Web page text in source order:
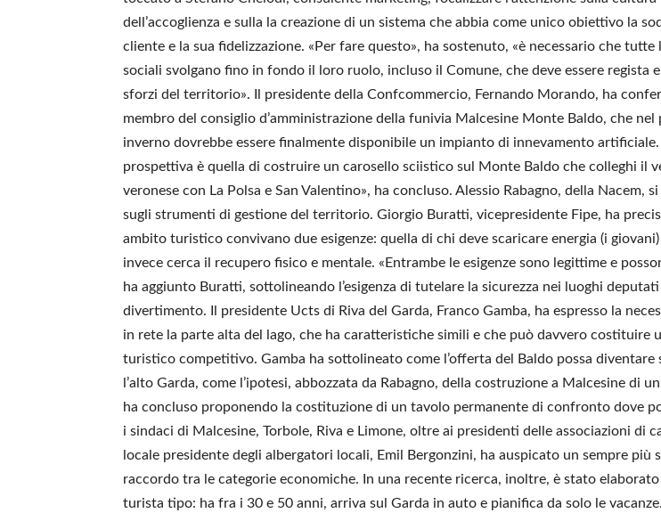
dell’accoglienza e sulla la creazione di un sistema che abbia come unico obiettivo la
cliente e la sua fidelizzazione. «Per fare questo», ha sostenuto, «è necessario che tutte
sociali svolgano fino in fondo il loro ruolo, incluso il Comune, che deve essere regista
sforzi del territorio». Il presidente della Confcommercio, Fernando Morando, ha
membro del consiglio d’amministrazione della funivia Malcesine Monte Baldo, che nel
inverno dovrebbe essere finalmente disponibile un impianto di innevamento artificiale.
prospettiva è quella di costruire un carosello sciistico sul Monte Baldo che colleghi il
veronese con La Polsa e San Valentino», ha concluso. Alessio Rabagno, della Nacem,
sugli strumenti di gestione del territorio. Giorgio Buratti, vicepresidente Fipe, ha
ambito turistico convivano due esigenze: quella di chi deve scaricare energia (i
invece cerca il recupero fisico e mentale. «Entrambe le esigenze sono legittime e
ha aggiunto Buratti, sottolineando l’esigenza di tutelare la sicurezza nei luoghi deputati
divertimento. Il presidente Ucts di Riva del Garda, Franco Gamba, ha espresso la
in rete la parte alta del lago, che ha caratteristiche simili e che può davvero costituire
turistico competitivo. Gamba ha sottolineato come l’offerta del Baldo possa diventare
l’alto Garda, come l’ipotesi, abbozzata da Rabagno, della costruzione a Malcesine di
ha concluso proponendo la costituzione di un tavolo permanente di confronto dove
i sindaci di Malcesine, Torbole, Riva e Limone, oltre ai presidenti delle associazioni di
locale presidente degli albergatori locali, Emil Bergonzini, ha auspicato un sempre più
raccordo tra le categorie economiche. In una recente ricerca, inoltre, è stato elaborato
turista tipo: ha fra i 30 e 50 anni, arriva sul Garda in auto e pianifica da solo le